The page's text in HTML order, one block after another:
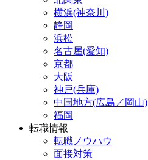
横浜(神奈川)
静岡
浜松
名古屋(愛知)
京都
大阪
神戸(兵庫)
中国地方(広島／岡山)
福岡
転職情報
転職ノウハウ
面接対策